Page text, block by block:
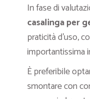
In fase di
casalingaper
praticità d’uso,
importantissima
È preferibile
smontare con